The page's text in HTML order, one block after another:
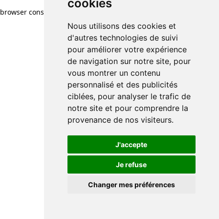
cookies
Nous utilisons des cookies et
d'autres technologies de suivi
pour améliorer votre expérience
de navigation sur notre site, pour
vous montrer un contenu
personnalisé et des publicités
ciblées, pour analyser le trafic de
notre site et pour comprendre la
provenance de nos visiteurs.
J'accepte
Je refuse
Changer mes préférences
browser console for more information)